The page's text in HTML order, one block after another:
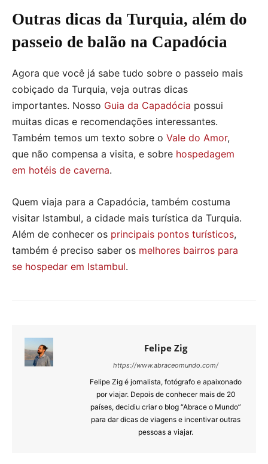
Outras dicas da Turquia, além do
passeio de balão na Capadócia
Agora que você já sabe tudo sobre o passeio mais
cobiçado da Turquia, veja outras dicas
importantes. Nosso Guia da Capadócia possui
muitas dicas e recomendações interessantes.
Também temos um texto sobre o Vale do Amor,
que não compensa a visita, e sobre hospedagem
em hotéis de caverna.
Quem viaja para a Capadócia, também costuma
visitar Istambul, a cidade mais turística da Turquia.
Além de conhecer os principais pontos turísticos,
também é preciso saber os melhores bairros para
se hospedar em Istambul.
Felipe Zig
https://www.abraceomundo.com/
Felipe Zig é jornalista, fotógrafo e apaixonado
por viajar. Depois de conhecer mais de 20
países, decidiu criar o blog “Abrace o Mundo”
para dar dicas de viagens e incentivar outras
pessoas a viajar.